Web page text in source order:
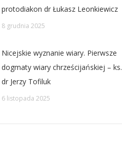
protodiakon dr Łukasz Leonkiewicz
8 grudnia 2025
Nicejskie wyznanie wiary. Pierwsze
dogmaty wiary chrześcijańskiej – ks.
dr Jerzy Tofiluk
6 listopada 2025